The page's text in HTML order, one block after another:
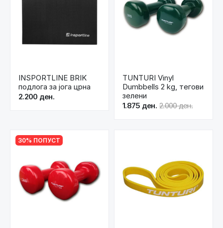
INSPORTLINE BRIK
подлога за јога црна
2.200 ден.
TUNTURI Vinyl
Dumbbells 2 kg, тегови
зелени
1.875 ден. 2.000 ден.
30% ПОПУСТ